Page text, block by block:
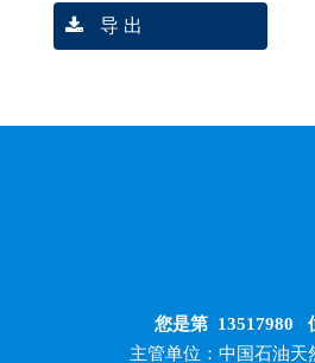
导 出
您是第 13517980
主管单位：中国石油天